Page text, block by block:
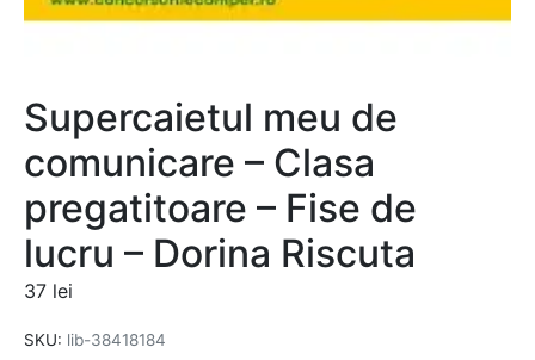
Supercaietul meu de
comunicare – Clasa
pregatitoare – Fise de
lucru – Dorina Riscuta
37 lei
SKU: lib-38418184